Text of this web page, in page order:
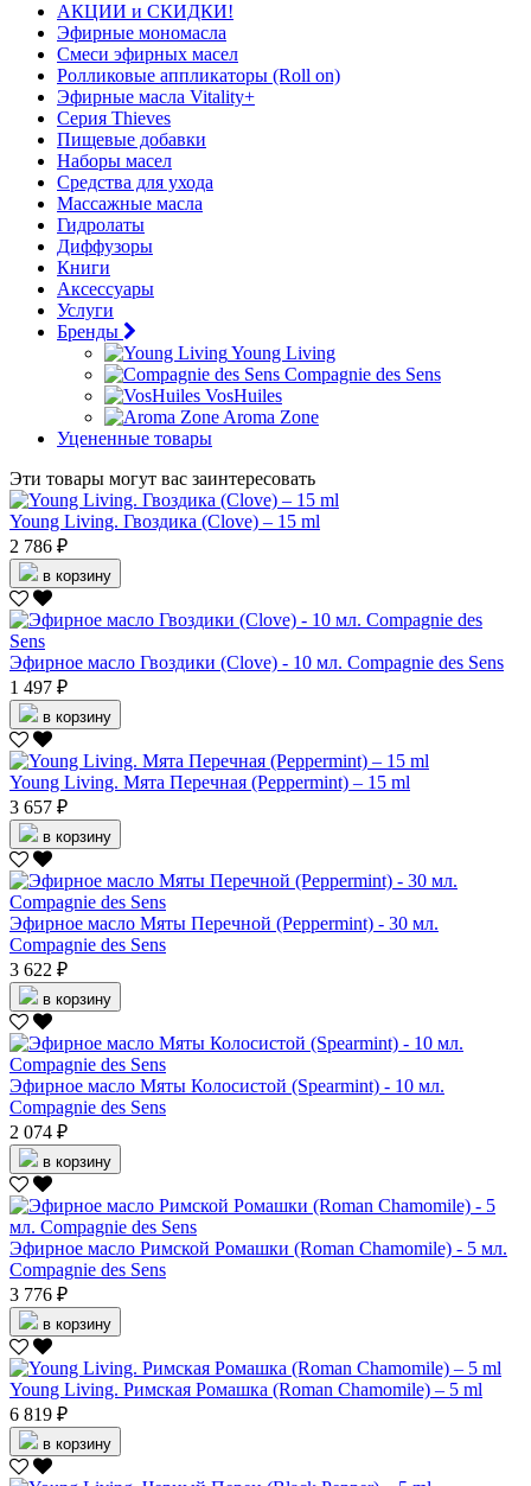
АКЦИИ и СКИДКИ!
Эфирные мономасла
Смеси эфирных масел
Ролликовые аппликаторы (Roll on)
Эфирные масла Vitality+
Серия Thieves
Пищевые добавки
Наборы масел
Средства для ухода
Массажные масла
Гидролаты
Диффузоры
Книги
Аксессуары
Услуги
Бренды
Young Living
Compagnie des Sens
VosHuiles
Aroma Zone
Уцененные товары
Эти товары могут вас заинтересовать
Young Living. Гвоздика (Clove) – 15 ml
2 786 ₽
в корзину
Эфирное масло Гвоздики (Clove) - 10 мл. Compagnie des Sens
1 497 ₽
в корзину
Young Living. Мята Перечная (Peppermint) – 15 ml
3 657 ₽
в корзину
Эфирное масло Мяты Перечной (Peppermint) - 30 мл.
Compagnie des Sens
3 622 ₽
в корзину
Эфирное масло Мяты Колосистой (Spearmint) - 10 мл.
Compagnie des Sens
2 074 ₽
в корзину
Эфирное масло Римской Ромашки (Roman Chamomile) - 5 мл.
Compagnie des Sens
3 776 ₽
в корзину
Young Living. Римская Ромашка (Roman Chamomile) – 5 ml
6 819 ₽
в корзину